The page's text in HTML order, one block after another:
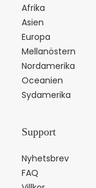
Afrika
Asien
Europa
Mellanöstern
Nordamerika
Oceanien
Sydamerika
Support
Nyhetsbrev
FAQ